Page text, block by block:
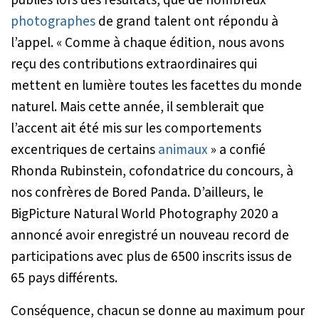
photographesde grand talent ont répondu à
l’appel.« Comme à chaque édition, nous avons
reçu des contributions extraordinaires qui
mettent en lumière toutes les facettes du monde
naturel. Mais cette année, il semblerait que
l’accent ait été mis sur les comportements
excentriques de certainsanimaux » a confié
Rhonda Rubinstein, cofondatrice du concours, à
nos confrères de Bored Panda. D’ailleurs, le
BigPicture Natural World Photography 2020 a
annoncé avoir enregistré un nouveau record de
participations avec plus de 6500 inscrits issus de
65 pays différents.
Conséquence, chacun se donne au maximum pour